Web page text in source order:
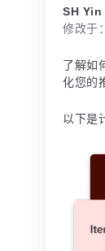
SH Yin
修改于
了解如
化您的
以下是